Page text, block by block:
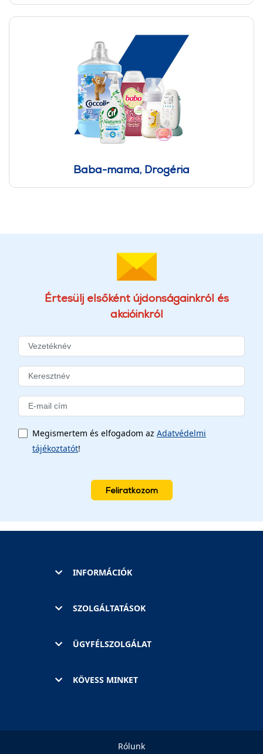
Baba-mama, Drogéria
Értesülj elsőként újdonságainkról és
akcióinkról
Megismertem és elfogadom az Adatvédelmi
tájékoztatót!
Feliratkozom
INFORMÁCIÓK
SZOLGÁLTATÁSOK
ÜGYFÉLSZOLGÁLAT
KÖVESS MINKET
Rólunk